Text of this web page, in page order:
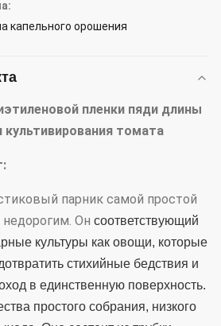
капельного орошения
пленки пяди длины
томата
парник самой простой
Он соответствующий
культуры как овощи, которые
стихийные бедствия и
в единственную поверхность.
простого собрания, низкого